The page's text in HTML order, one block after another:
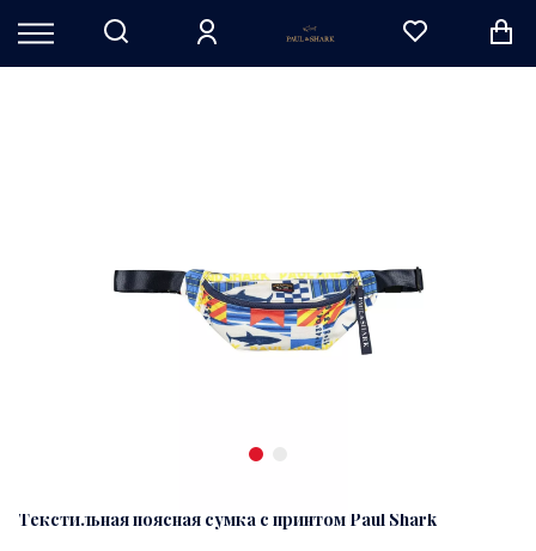
Текстильная поясная сумка с принтом Paul Shark